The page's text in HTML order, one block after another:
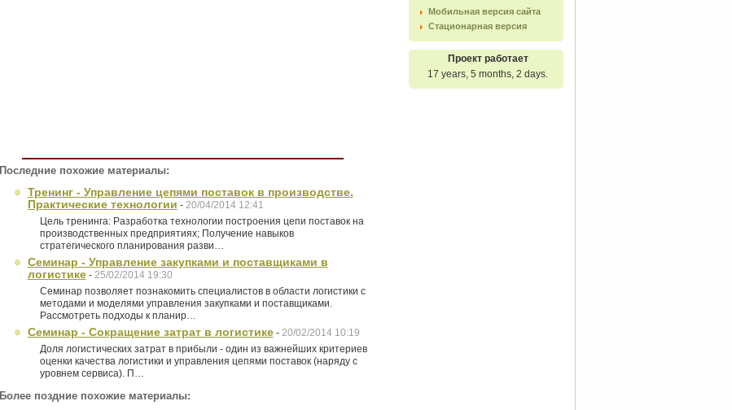
Последние похожие материалы:
Тренинг - Управление цепями поставок в производстве.
Практические технологии - 20/04/2014 12:41
Цель тренинга: Разработка технологии построения цепи поставок на
производственных предприятиях; Получение навыков
стратегического планирования разви…
Семинар - Управление закупками и поставщиками в
логистике- 25/02/2014 19:30
Семинар позволяет познакомить специалистов в области логистики с
методами и моделями управления закупками и поставщиками.
Рассмотреть подходы к планир…
Семинар - Сокращение затрат в логистике- 20/02/2014 10:19
Доля логистических затрат в прибыли - один из важнейших критериев
оценки качества логистики и управления цепями поставок (наряду с
уровнем сервиса). П…
Более поздние похожие материалы:
Мобильная версия сайта
Стационарная версия
Проект работает
17 years, 5 months, 2 days.